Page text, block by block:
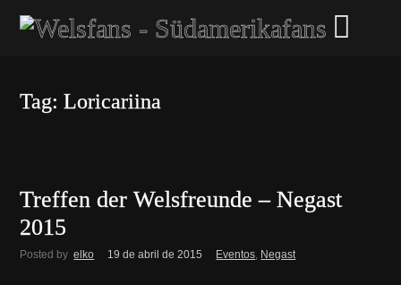
Tag: Loricariina
Treffen der Welsfreunde – Negast
2015
Posted by elko 19 de abril de 2015 Eventos, Negast